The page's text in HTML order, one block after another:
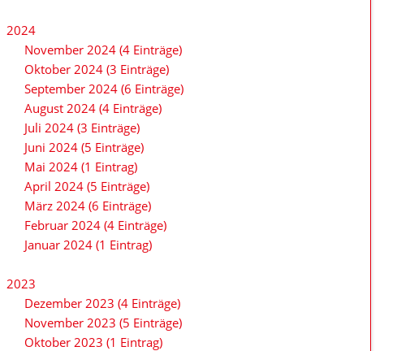
2024
November 2024 (4 Einträge)
Oktober 2024 (3 Einträge)
September 2024 (6 Einträge)
August 2024 (4 Einträge)
Juli 2024 (3 Einträge)
Juni 2024 (5 Einträge)
Mai 2024 (1 Eintrag)
April 2024 (5 Einträge)
März 2024 (6 Einträge)
Februar 2024 (4 Einträge)
Januar 2024 (1 Eintrag)
2023
Dezember 2023 (4 Einträge)
November 2023 (5 Einträge)
Oktober 2023 (1 Eintrag)